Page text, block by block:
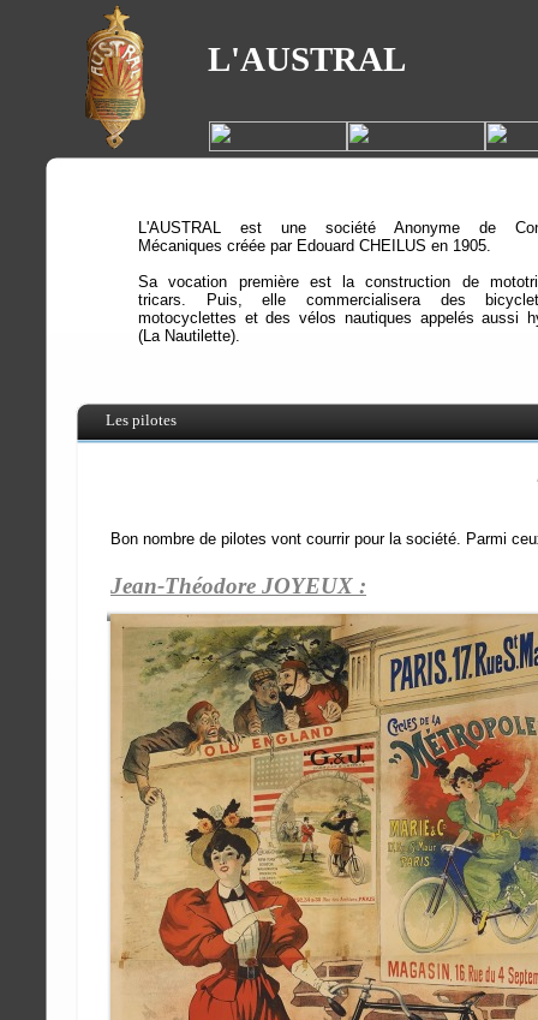
Les pilotes
Bon nombre de pilotes vont courrir pour la société. Parmi
Jean-Théodore JOYEUX :
L'AUSTRAL est une société Anonyme de
Mécaniques créée par Edouard CHEILUS en 1905.
Sa vocation première est la construction de
tricars. Puis, elle commercialisera des
motocyclettes et des vélos nautiques appelés aussi
(La Nautilette).
L'AUSTRAL